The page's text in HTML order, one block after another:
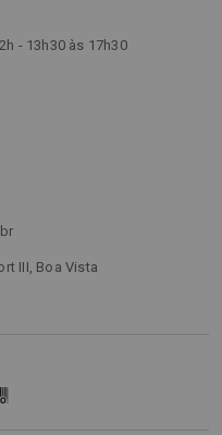
- 13h30 às 17h30
III, Boa Vista